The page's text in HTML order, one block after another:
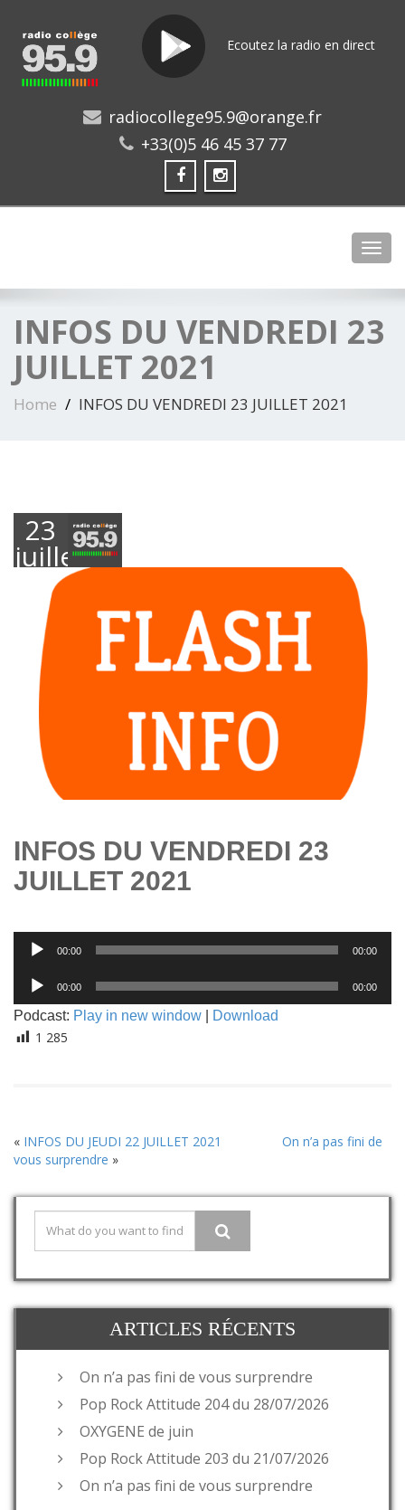
Ecoutez la radio en direct
radiocollege95.9@orange.fr
+33(0)5 46 45 37 77
INFOS DU VENDREDI 23
JUILLET 2021
Home INFOS DU VENDREDI 23 JUILLET 2021
23
juillet
2021
INFOS DU VENDREDI 23
JUILLET 2021
Lecteur
audio
00:00 00:00
Lecteur
audio
00:00 00:00
Podcast: Play in new window Download
1 285
« INFOS DU JEUDI 22 JUILLET 2021
On n’a pas fini de
vous surprendre »
ARTICLES RÉCENTS
On n’a pas fini de vous surprendre
Pop Rock Attitude 204 du 28/07/2026
OXYGENE de juin
Pop Rock Attitude 203 du 21/07/2026
On n’a pas fini de vous surprendre